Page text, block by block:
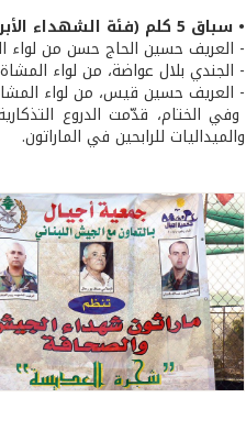
• سباق 5 كلم (فئة الشهداء الأبرار):
- العريف حسين الحاج حسن من لواء
- الجندي بلال عواضة، من لواء المشاة
- العريف حسين قيس، من لواء المشاة
وفي الختام، قدّمت الدروع
والميداليات للرابحين في الماراتون.